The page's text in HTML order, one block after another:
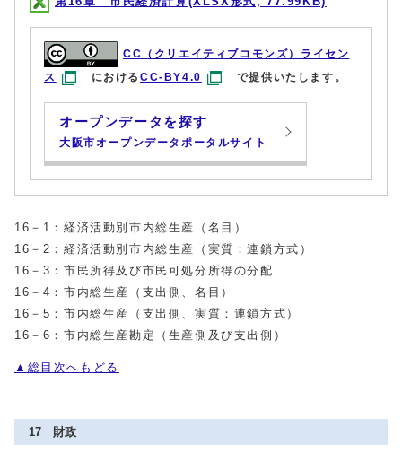
CC（クリエイティブコモンズ）ライセン
ス
におけるCC-BY4.0 で提供いたします。
オープンデータを探す
大阪市オープンデータポータルサイト
16－1：経済活動別市内総生産（名目）
16－2：経済活動別市内総生産（実質：連鎖方式）
16－3：市民所得及び市民可処分所得の分配
16－4：市内総生産（支出側、名目）
16－5：市内総生産（支出側、実質：連鎖方式）
16－6：市内総生産勘定（生産側及び支出側）
▲総目次へもどる
17 財政